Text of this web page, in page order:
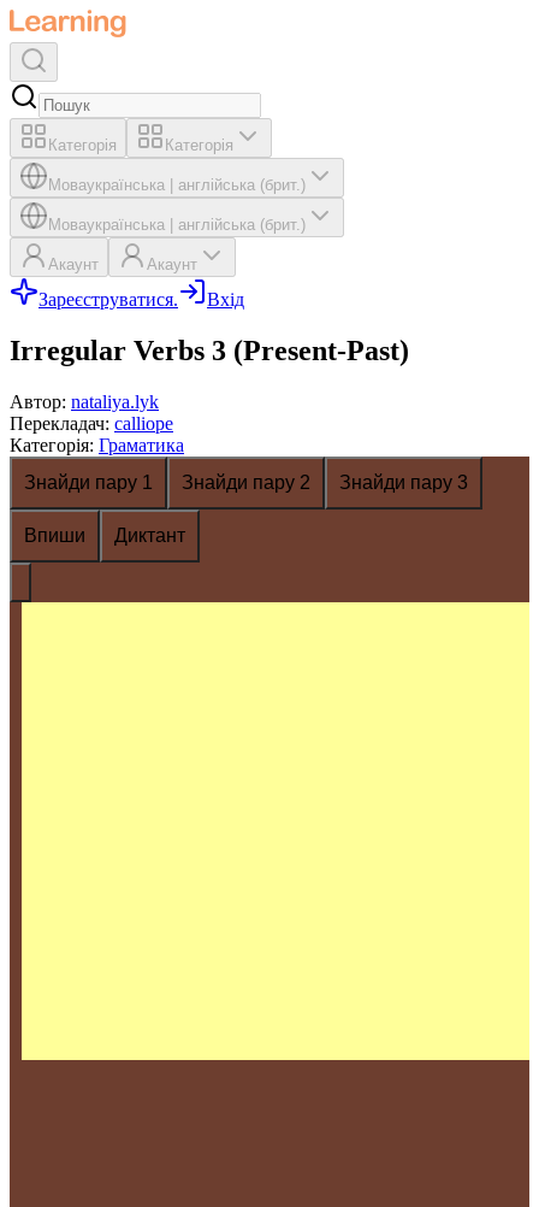
Категорія Категорія
Моваукраїнська англійська (брит.)
Моваукраїнська англійська (брит.)
Акаунт Акаунт
Зареєструватися. Вхід
Irregular Verbs 3 (Present-Past)
Автор: nataliya.lyk
Перекладач: calliope
Категорія: Граматика
Знайди пару 1
Знайди пару 2 Знайди пару 3
Впиши Диктант